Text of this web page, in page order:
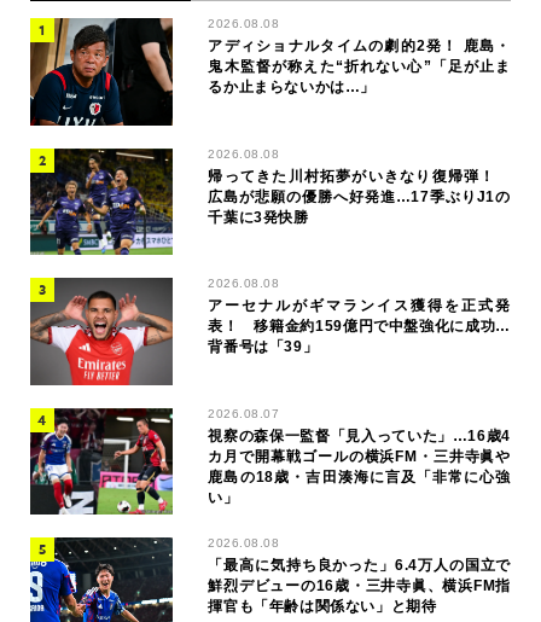
2026.08.08
アディショナルタイムの劇的2発！ 鹿島・
鬼木監督が称えた“折れない心”「足が止ま
るか止まらないかは…」
2026.08.08
帰ってきた川村拓夢がいきなり復帰弾！
広島が悲願の優勝へ好発進…17季ぶりJ1の
千葉に3発快勝
2026.08.08
アーセナルがギマランイス獲得を正式発
表！ 移籍金約159億円で中盤強化に成功…
背番号は「39」
2026.08.07
視察の森保一監督「見入っていた」…16歳4
カ月で開幕戦ゴールの横浜FM・三井寺眞や
鹿島の18歳・吉田湊海に言及「非常に心強
い」
2026.08.08
「最高に気持ち良かった」6.4万人の国立で
鮮烈デビューの16歳・三井寺眞、横浜FM指
揮官も「年齢は関係ない」と期待